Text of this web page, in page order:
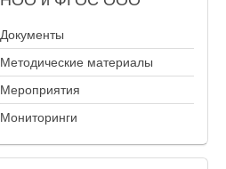
Документы
Методические материалы
Мероприятия
Мониторинги